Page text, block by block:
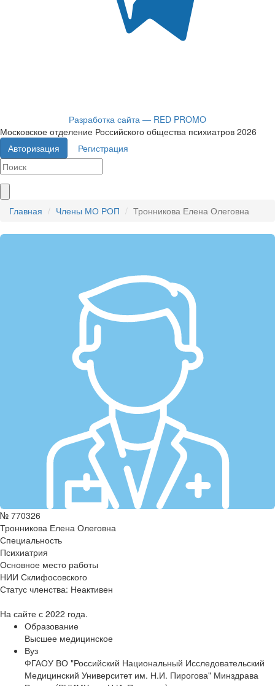
Разработка сайта — RED PROMO
Московское отделение Российского общества психиатров 2026
Авторизация
Регистрация
Главная Члены МО РОП Тронникова Елена Олеговна
№ 770326
Тронникова Елена Олеговна
Специальность
Психиатрия
Основное место работы
НИИ Склифосовского
Статус членства: Неактивен
На сайте с 2022 года.
Образование
Высшее медицинское
Вуз
ФГАОУ ВО "Российский Национальный Исследовательский
Медицинский Университет им. Н.И. Пирогова" Минздрава